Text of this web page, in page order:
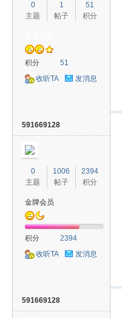
0
主题
1
帖子
51
积分
积分
51
收听TA
发消息
591669128
0
主题
1006
帖子
2394
积分
金牌会员
积分
2394
收听TA
发消息
591669128